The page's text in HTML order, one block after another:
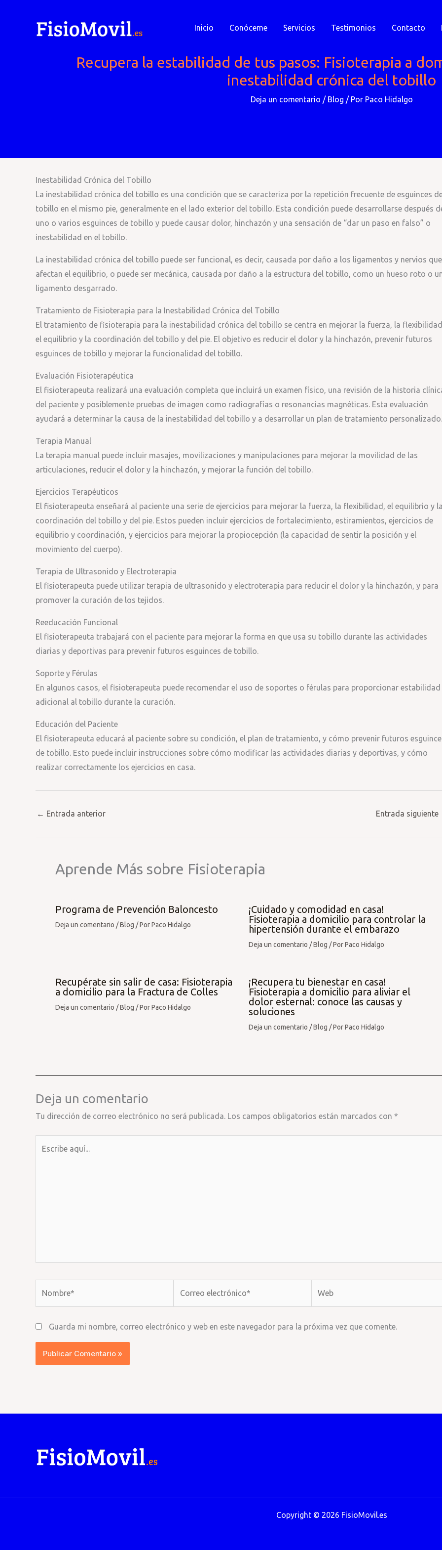
Inicio Conóceme Servicios Testimonios Contacto
Recupera la estabilidad de tus pasos: Fisioterapia a
inestabilidad crónica del tobillo
Deja un comentario / Blog / Por Paco Hidalgo
Inestabilidad Crónica del Tobillo
La inestabilidad crónica del tobillo es una condición que se caracteriza por la repetición frecuente de esguinces
tobillo en el mismo pie, generalmente en el lado exterior del tobillo. Esta condición puede desarrollarse después
uno o varios esguinces de tobillo y puede causar dolor, hinchazón y una sensación de “dar un paso en falso” o
inestabilidad en el tobillo.
La inestabilidad crónica del tobillo puede ser funcional, es decir, causada por daño a los ligamentos y nervios que
afectan el equilibrio, o puede ser mecánica, causada por daño a la estructura del tobillo, como un hueso roto o
ligamento desgarrado.
Tratamiento de Fisioterapia para la Inestabilidad Crónica del Tobillo
El tratamiento de fisioterapia para la inestabilidad crónica del tobillo se centra en mejorar la fuerza, la
el equilibrio y la coordinación del tobillo y del pie. El objetivo es reducir el dolor y la hinchazón, prevenir futuros
esguinces de tobillo y mejorar la funcionalidad del tobillo.
Evaluación Fisioterapéutica
El fisioterapeuta realizará una evaluación completa que incluirá un examen físico, una revisión de la historia
del paciente y posiblemente pruebas de imagen como radiografías o resonancias magnéticas. Esta evaluación
ayudará a determinar la causa de la inestabilidad del tobillo y a desarrollar un plan de tratamiento personalizado.
Terapia Manual
La terapia manual puede incluir masajes, movilizaciones y manipulaciones para mejorar la movilidad de las
articulaciones, reducir el dolor y la hinchazón, y mejorar la función del tobillo.
Ejercicios Terapéuticos
El fisioterapeuta enseñará al paciente una serie de ejercicios para mejorar la fuerza, la flexibilidad, el equilibrio y
coordinación del tobillo y del pie. Estos pueden incluir ejercicios de fortalecimiento, estiramientos, ejercicios de
equilibrio y coordinación, y ejercicios para mejorar la propiocepción (la capacidad de sentir la posición y el
movimiento del cuerpo).
Terapia de Ultrasonido y Electroterapia
El fisioterapeuta puede utilizar terapia de ultrasonido y electroterapia para reducir el dolor y la hinchazón, y para
promover la curación de los tejidos.
Reeducación Funcional
El fisioterapeuta trabajará con el paciente para mejorar la forma en que usa su tobillo durante las actividades
diarias y deportivas para prevenir futuros esguinces de tobillo.
Soporte y Férulas
En algunos casos, el fisioterapeuta puede recomendar el uso de soportes o férulas para proporcionar estabilidad
adicional al tobillo durante la curación.
Educación del Paciente
El fisioterapeuta educará al paciente sobre su condición, el plan de tratamiento, y cómo prevenir futuros
de tobillo. Esto puede incluir instrucciones sobre cómo modificar las actividades diarias y deportivas, y cómo
realizar correctamente los ejercicios en casa.
← Entrada anterior Entrada siguiente
Aprende Más sobre Fisioterapia
Programa de Prevención Baloncesto
Deja un comentario /Blog / PorPaco Hidalgo
¡Cuidado y comodidad en casa!
Fisioterapia a domicilio para controlar la
hipertensión durante el embarazo
Deja un comentario /Blog / PorPaco Hidalgo
Recupérate sin salir de casa: Fisioterapia
a domicilio para la Fractura de Colles
Deja un comentario /Blog / PorPaco Hidalgo
¡Recupera tu bienestar en casa!
Fisioterapia a domicilio para aliviar el
dolor esternal: conoce las causas y
soluciones
Deja un comentario /Blog / PorPaco Hidalgo
Deja un comentario
Tu dirección de correo electrónico no será publicada. Los campos obligatorios están marcados con *
Guarda mi nombre, correo electrónico y web en este navegador para la próxima vez que comente.
Copyright © 2026 FisioMovil.es